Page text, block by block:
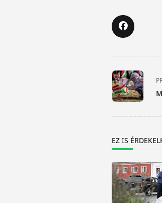
<span
class="nav-
subtitle
text">Page</
EZ IS